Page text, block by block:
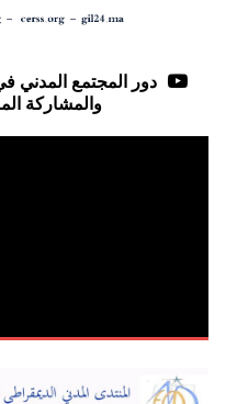
دور المجتمع المدني في
والمشاركة